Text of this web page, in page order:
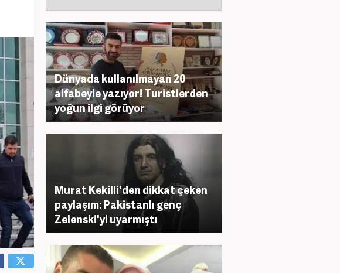
Dünyada kullanılmayan 20
alfabeyle yazıyor! Turistlerden
yoğun ilgi görüyor
Murat Kekilli'den dikkat çeken
paylaşım: Pakistanlı genç
Zelenski'yi uyarmıştı